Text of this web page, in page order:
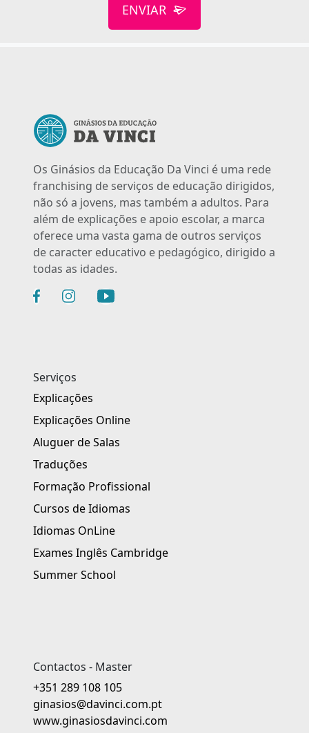
ENVIAR
Os Ginásios da Educação Da Vinci é uma rede
franchising de serviços de educação dirigidos,
não só a jovens, mas também a adultos. Para
além de explicações e apoio escolar, a marca
oferece uma vasta gama de outros serviços
de caracter educativo e pedagógico, dirigido a
todas as idades.
Serviços
Explicações
Explicações Online
Aluguer de Salas
Traduções
Formação Profissional
Cursos de Idiomas
Idiomas OnLine
Exames Inglês Cambridge
Summer School
Contactos - Master
+351 289 108 105
ginasios@davinci.com.pt
www.ginasiosdavinci.com